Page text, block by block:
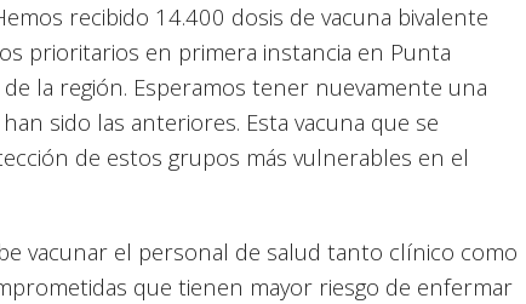
recibido 14.400 dosis de vacuna bivalente
prioritarios en primera instancia en Punta
la región. Esperamos tener nuevamente una
sido las anteriores. Esta vacuna que se
de estos grupos más vulnerables en el
vacunar el personal de salud tanto clínico como
que tienen mayor riesgo de enfermar